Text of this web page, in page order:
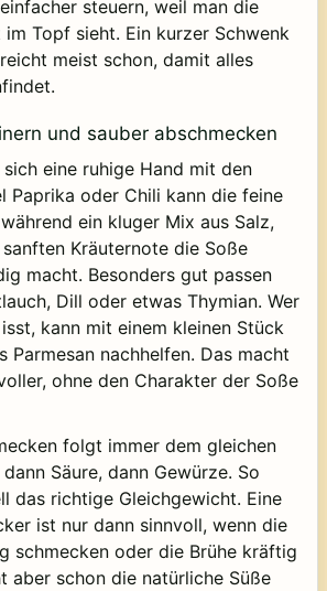
steuern, weil man die
Topf sieht. Ein kurzer Schwenk
meist schon, damit alles
und sauber abschmecken
eine ruhige Hand mit den
Paprika oder Chili kann die feine
ein kluger Mix aus Salz,
Kräuternote die Soße
macht. Besonders gut passen
Dill oder etwas Thymian. Wer
kann mit einem kleinen Stück
Parmesan nachhelfen. Das macht
ohne den Charakter der Soße
folgt immer dem gleichen
Säure, dann Gewürze. So
das richtige Gleichgewicht. Eine
ist nur dann sinnvoll, wenn die
schmecken oder die Brühe kräftig
aber schon die natürliche Süße